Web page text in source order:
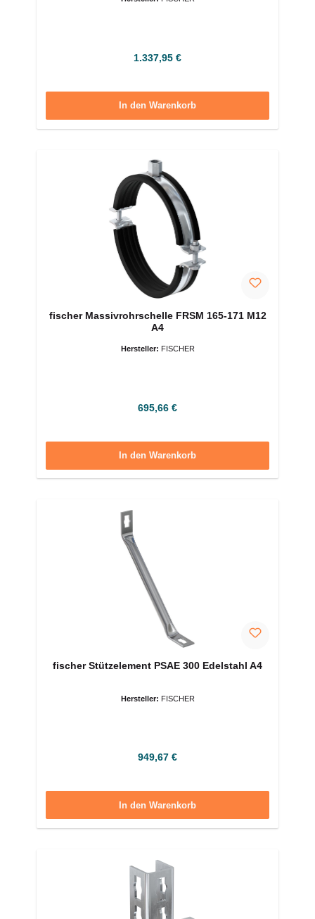
Regulärer Preis:
1.337,95 €
In den Warenkorb
fischer Massivrohrschelle FRSM 165-171 M12
A4
Hersteller: FISCHER
Regulärer Preis:
695,66 €
In den Warenkorb
fischer Stützelement PSAE 300 Edelstahl A4
Hersteller: FISCHER
Regulärer Preis:
949,67 €
In den Warenkorb